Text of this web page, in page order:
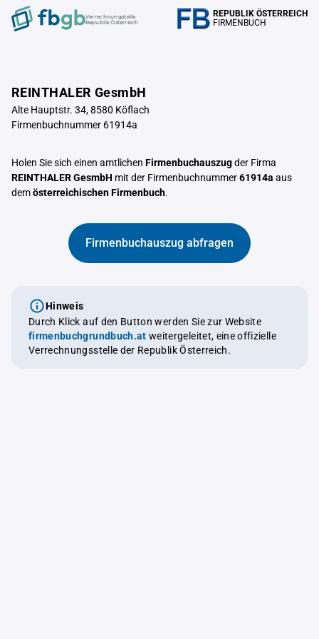
Verrechnungstelle
Republik Österreich
REPUBLIK ÖSTERREICH
FIRMENBUCH
REINTHALER GesmbH
Alte Hauptstr. 34, 8580 Köflach
Firmenbuchnummer 61914a
Holen Sie sich einen amtlichen Firmenbuchauszugder Firma
REINTHALER GesmbH mit der Firmenbuchnummer61914a aus
demösterreichischen Firmenbuch.
Firmenbuchauszug abfragen
Hinweis
Durch Klick auf den Button werden Sie zur Website
firmenbuchgrundbuch.at weitergeleitet, eine offizielle
Verrechnungsstelle der Republik Österreich.